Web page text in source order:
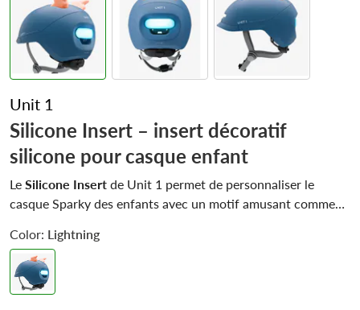
Unit 1
Silicone Insert – insert décoratif
silicone pour casque enfant
LeSilicone Insertde Unit 1 permet de personnaliser le
casque Sparky des enfants avec un motif amusant comme
style sans compromettre le confort ni la sécurité. Léger et
facile à fixer, cet insert transforme un casque standard en
accessoire unique que l’enfant aura plaisir à porter chaque
jour.
Color: Lightning